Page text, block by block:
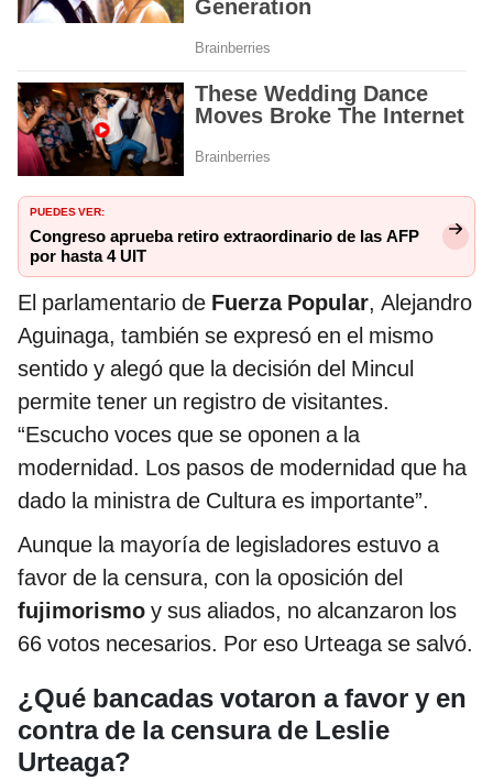
PUEDES VER:
Congreso aprueba retiro extraordinario de las AFP
por hasta 4 UIT
El parlamentario de Fuerza Popular, Alejandro
Aguinaga, también se expresó en el mismo
sentido y alegó que la decisión del Mincul
permite tener un registro de visitantes.
“Escucho voces que se oponen a la
modernidad. Los pasos de modernidad que ha
dado la ministra de Cultura es importante”.
Aunque la mayoría de legisladores estuvo a
favor de la censura, con la oposición del
fujimorismo y sus aliados, no alcanzaron los
66 votos necesarios. Por eso Urteaga se salvó.
¿Qué bancadas votaron a favor y en
contra de la censura de Leslie
Urteaga?